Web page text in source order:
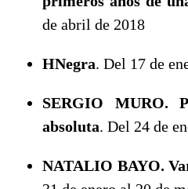
de abril de 2018
HNegra. Del 17 de
SERGIO MURO.
absoluta. Del 24 de
NATALIO BAYO.